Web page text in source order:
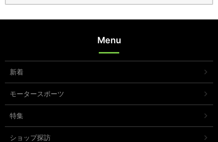
Menu
新着
モータースポーツ
特集
ショップ探訪